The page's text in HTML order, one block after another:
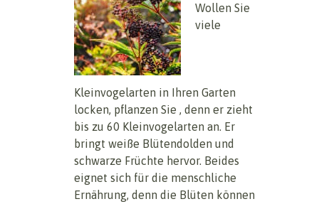
Wollen Sie
viele
Kleinvogelarten in Ihren Garten
locken, pflanzen Sie , denn er zieht
bis zu 60 Kleinvogelarten an. Er
bringt weiße Blütendolden und
schwarze Früchte hervor. Beides
eignet sich für die menschliche
Ernährung, denn die Blüten können